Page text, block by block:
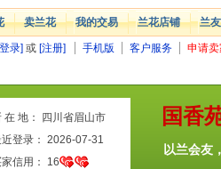
卖兰花 我的交易 兰花店铺 兰
录] 或 [注册] 手机版 客户服务 申请卖
国香
以兰会友
在 地： 四川省眉山市
登录： 2026-07-31
信用： 16